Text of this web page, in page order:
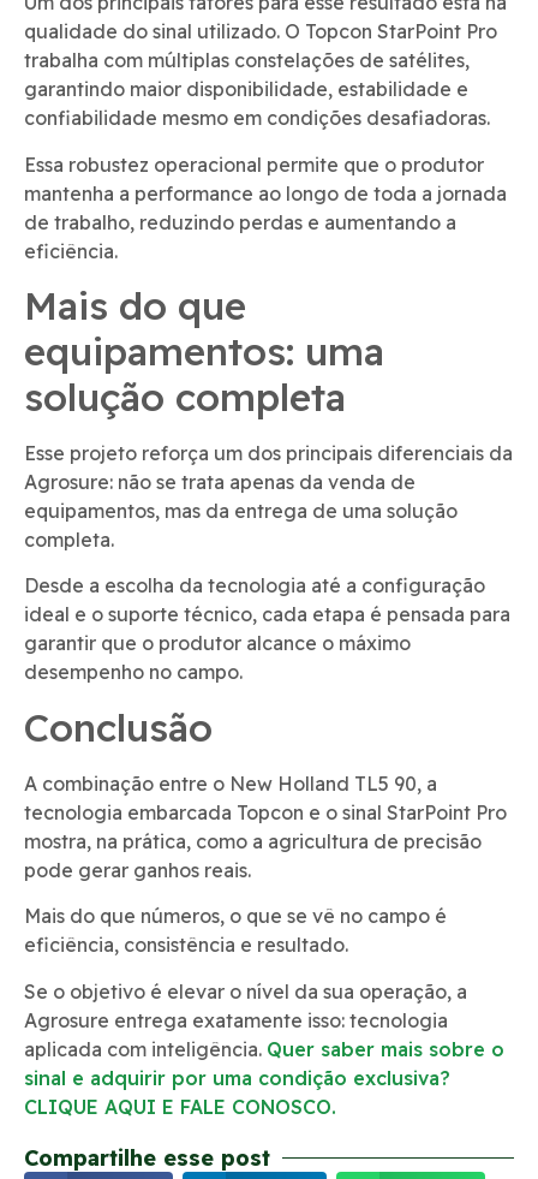
qualidade do sinal utilizado. O Topcon StarPoint Pro
trabalha com múltiplas constelações de satélites,
garantindo maior disponibilidade, estabilidade e
confiabilidade mesmo em condições desafiadoras.
Essa robustez operacional permite que o produtor
mantenha a performance ao longo de toda a jornada
de trabalho, reduzindo perdas e aumentando a
eficiência.
Mais do que
equipamentos: uma
solução completa
Esse projeto reforça um dos principais diferenciais da
Agrosure: não se trata apenas da venda de
equipamentos, mas da entrega de uma solução
completa.
Desde a escolha da tecnologia até a configuração
ideal e o suporte técnico, cada etapa é pensada para
garantir que o produtor alcance o máximo
desempenho no campo.
Conclusão
A combinação entre o New Holland TL5 90, a
tecnologia embarcada Topcon e o sinal StarPoint Pro
mostra, na prática, como a agricultura de precisão
pode gerar ganhos reais.
Mais do que números, o que se vê no campo é
eficiência, consistência e resultado.
Se o objetivo é elevar o nível da sua operação, a
Agrosure entrega exatamente isso: tecnologia
aplicada com inteligência. Quer saber mais sobre o
sinal e adquirir por uma condição exclusiva?
CLIQUE AQUI E FALE CONOSCO.
Compartilhe esse post